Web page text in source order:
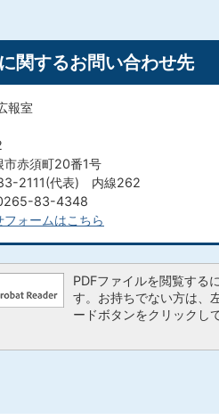
関するお問い合わせ先
報室
市赤須町20番1号
2111(代表) 内線262
83-4348
フォームはこちら
PDFファイルを閲覧す
す。お持ちでない方は、
ードボタンをクリックし